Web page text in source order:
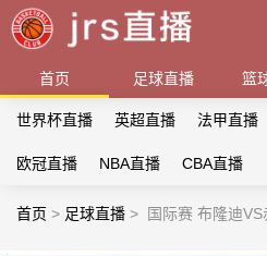
首页 足球直播 篮
世界杯直播 英超直播 法甲直播
欧冠直播 NBA直播 CBA直播
首页 > 足球直播 > 国际赛 布隆迪